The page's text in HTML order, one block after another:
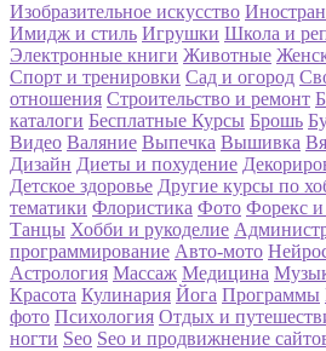
Изобразительное искусство
Имидж и стиль Игрушки Школа и
Электронные книги Животные
Спорт и тренировки Сад и огород
отношения Строительство и ремонт
каталоги Бесплатные Курсы Брошь
Видео Валяние Выпечка Вышивка
Дизайн Диеты и похудение
Детское здоровье Другие курсы по
тематики Флористика Фото Форекс
Танцы Хобби и рукоделие
программирование Авто-мото
Астрология Массаж Медицина
Красота Кулинария Йога Программы
фото Психология Отдых и
ногти Seo Seo и продвижнение